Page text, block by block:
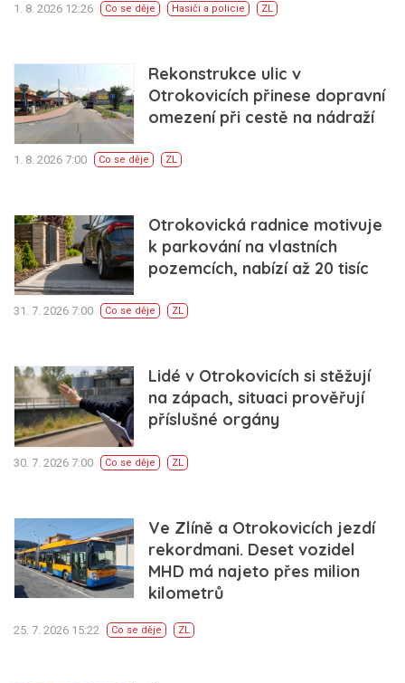
1. 8. 2026 12:26 Co se děje Hasiči a policie ZL
Rekonstrukce ulic v
Otrokovicích přinese dopravní
omezení při cestě na nádraží
1. 8. 2026 7:00 Co se děje ZL
Otrokovická radnice motivuje
k parkování na vlastních
pozemcích, nabízí až 20 tisíc
31. 7. 2026 7:00 Co se děje ZL
Lidé v Otrokovicích si stěžují
na zápach, situaci prověřují
příslušné orgány
30. 7. 2026 7:00 Co se děje ZL
Ve Zlíně a Otrokovicích jezdí
rekordmani. Deset vozidel
MHD má najeto přes milion
kilometrů
25. 7. 2026 15:22 Co se děje ZL